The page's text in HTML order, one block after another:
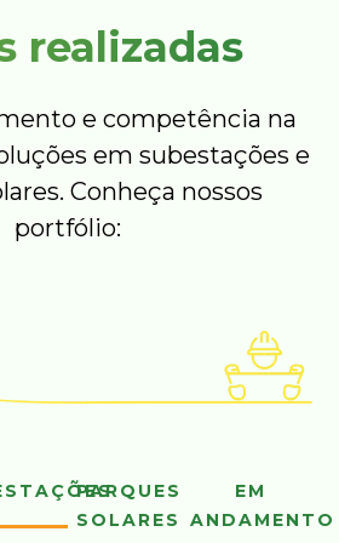
realizadas
e competência na
em subestações e
Conheça nossos
portfólio:
PARQUES
SOLARES
EM
ANDAMENTO